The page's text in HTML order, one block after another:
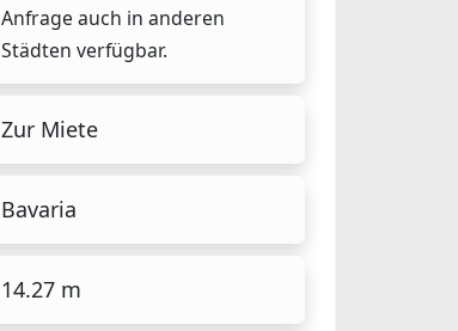
Anfrage auch in anderen
Städten verfügbar.
Zur Miete
Bavaria
14.27 m